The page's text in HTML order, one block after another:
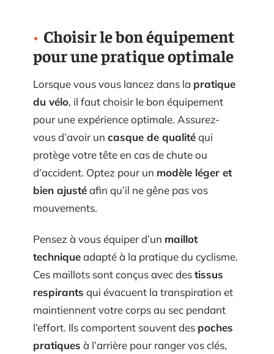
Choisir le bon équipement
pour une pratique optimale
Lorsque vous vous lancez dans la pratique
du vélo, il faut choisir le bon équipement
pour une expérience optimale. Assurez-
vous d’avoir un casque de qualitéqui
protège votre tête en cas de chute ou
d’accident. Optez pour un modèle léger et
bien ajustéafin qu’il ne gêne pas vos
mouvements.
Pensez à vous équiper d’un maillot
techniqueadapté à la pratique du cyclisme.
Ces maillots sont conçus avec destissus
respirants qui évacuent la transpiration et
maintiennent votre corps au sec pendant
l’effort. Ils comportent souvent des poches
pratiques à l’arrière pour ranger vos clés,